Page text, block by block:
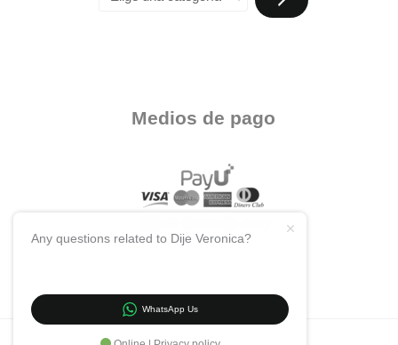
Medios de pago
Any questions related to Dije Veronica?
WhatsApp Us